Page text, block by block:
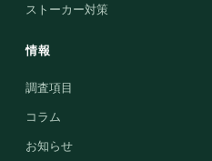
ストーカー対策
情報
調査項目
コラム
お知らせ